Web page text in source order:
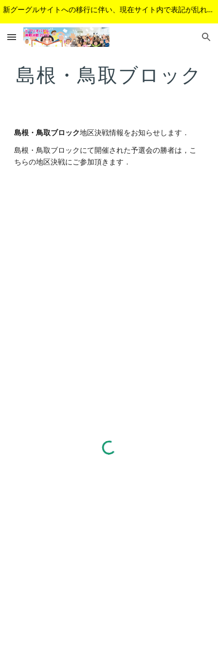
新グーグルサイトへの移行に伴い、現在サイト内で表記が乱れているページがあります。順次修正予定です。ご不便をおかけして申し訳ございません。
島根・鳥取ブロック
島根・鳥取ブロック地区決戦情報をお知らせします．
島根・鳥取ブロックにて開催された予選会の勝者は，こ
ちらの地区決戦にご参加頂きます．